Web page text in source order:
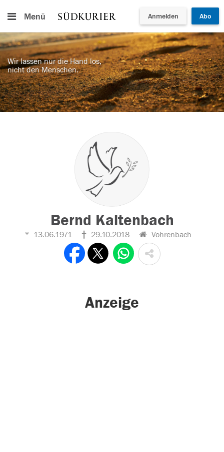
Menü Anmelden Abo
Wir lassen nur die Hand los,
nicht den Menschen.
Bernd Kaltenbach
13.06.1971 29.10.2018 Vöhrenbach
Anzeige